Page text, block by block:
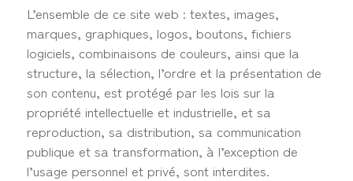
L’ensemble de ce site web : textes, images,
marques, graphiques, logos, boutons, fichiers
logiciels, combinaisons de couleurs, ainsi que la
structure, la sélection, l’ordre et la présentation de
son contenu, est protégé par les lois sur la
propriété intellectuelle et industrielle, et sa
reproduction, sa distribution, sa communication
publique et sa transformation, à l’exception de
l’usage personnel et privé, sont interdites.